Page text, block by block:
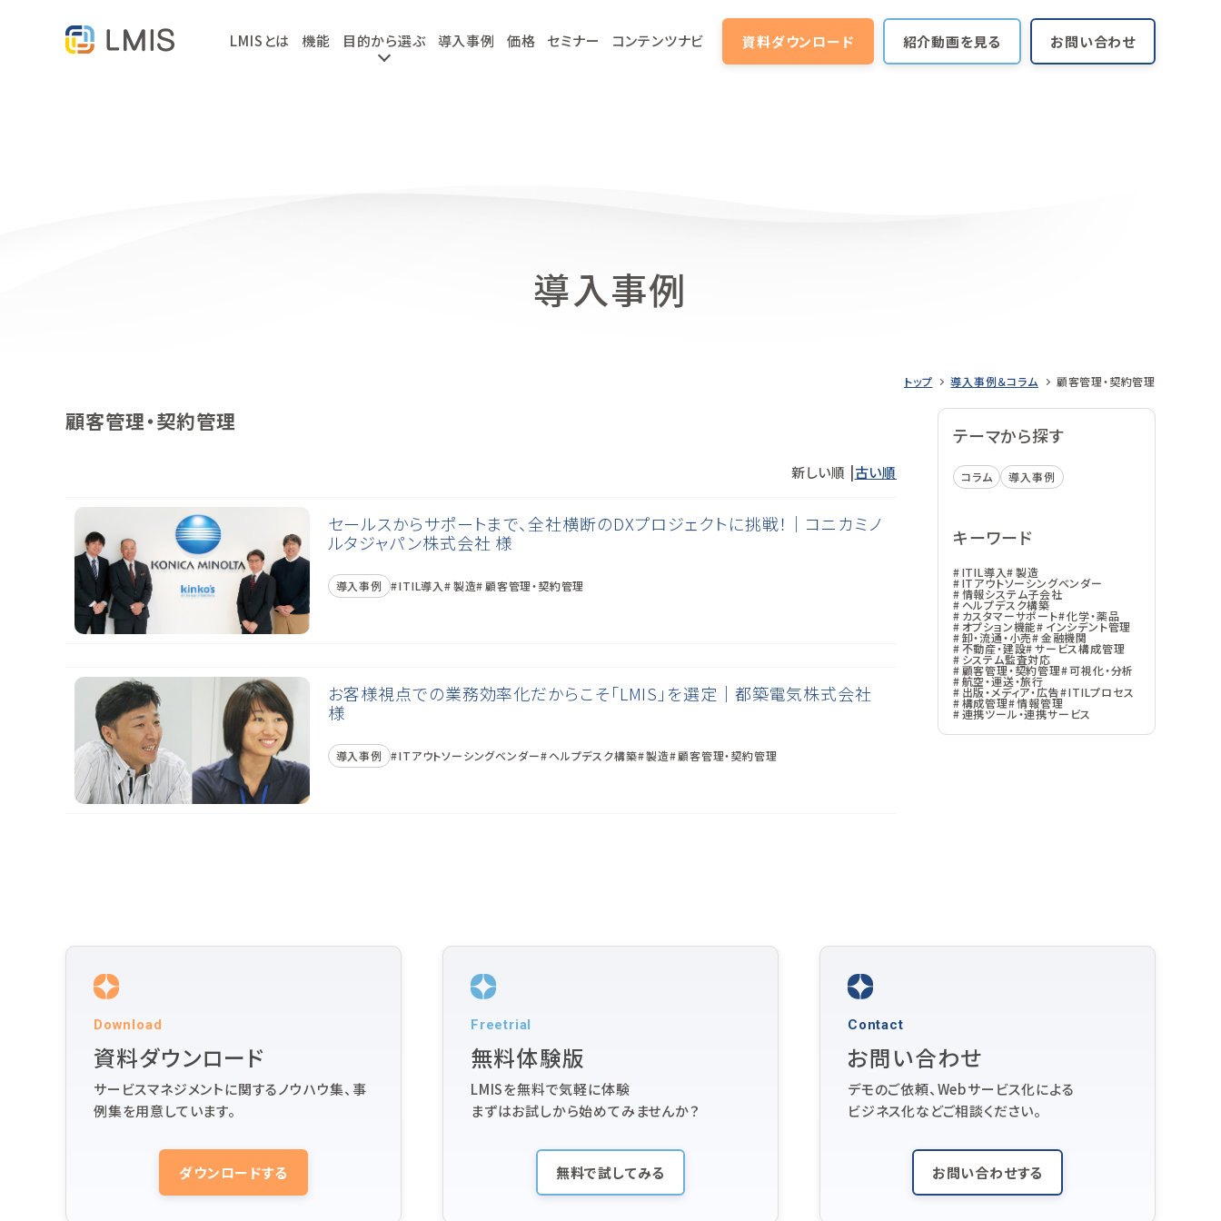
LMISとは 機能 目的から選ぶ 導入事例 価格 セミナー コンテンツナビ 資料ダウンロード 紹介動画を見る お問い合わせ
導入事例
トップ 導入事例＆コラム 顧客管理・契約管理
顧客管理・契約管理
新しい順 | 古い順
セールスからサポートまで、全社横断のDXプロジェクトに挑戦！｜コニカミノ
ルタジャパン株式会社 様
導入事例 ITIL導入 製造 顧客管理・契約管理
お客様視点での業務効率化だからこそ「LMIS」を選定｜都築電気株式会社
様
導入事例 ITアウトソーシングベンダー ヘルプデスク構築 製造 顧客管理・契約管理
テーマから探す
コラム 導入事例
キーワード
ITIL導入 製造
ITアウトソーシングベンダー
情報システム子会社
ヘルプデスク構築
カスタマーサポート 化学・薬品
オプション機能 インシデント管理
卸・流通・小売 金融機関
不動産・建設 サービス構成管理
システム監査対応
顧客管理・契約管理 可視化・分析
航空・運送・旅行
出版・メディア・広告 ITILプロセス
構成管理 情報管理
連携ツール・連携サービス
Download
資料ダウンロード
サービスマネジメントに関するノウハウ集、事
例集を用意しています。
ダウンロードする
Freetrial
無料体験版
LMISを無料で気軽に体験
まずはお試しから始めてみませんか？
無料で試してみる
Contact
お問い合わせ
デモのご依頼、Webサービス化による
ビジネス化などご相談ください。
お問い合わせする